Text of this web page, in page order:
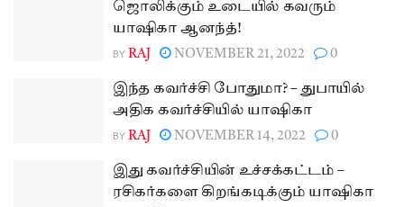
ஜொலிக்கும் உடையில் கவரும்
யாஷிகா ஆனந்த்!
BY RAJ NOVEMBER 21, 2022 0
இந்த கவர்ச்சி போதுமா? – துபாயில்
அதிக கவர்ச்சியில் யாஷிகா
BY RAJ NOVEMBER 14, 2022 0
இது கவர்ச்சியின் உச்சக்கட்டம் –
ரசிகர்களை கிறங்கடிக்கும் யாஷிகா